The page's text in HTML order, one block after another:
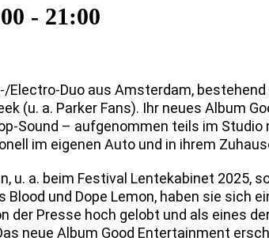
- 21:00
Electro-Duo aus Amsterdam,
(u. a. Parker Fans). Ihr neues Album
Sound – aufgenommen teils im
im eigenen Auto und in ihrem
u. a. beim Festival Lentekabinet 2025,
Blood und Dope Lemon, haben sie sich
der Presse hoch gelobt und als eines
neue Album Good Entertainment